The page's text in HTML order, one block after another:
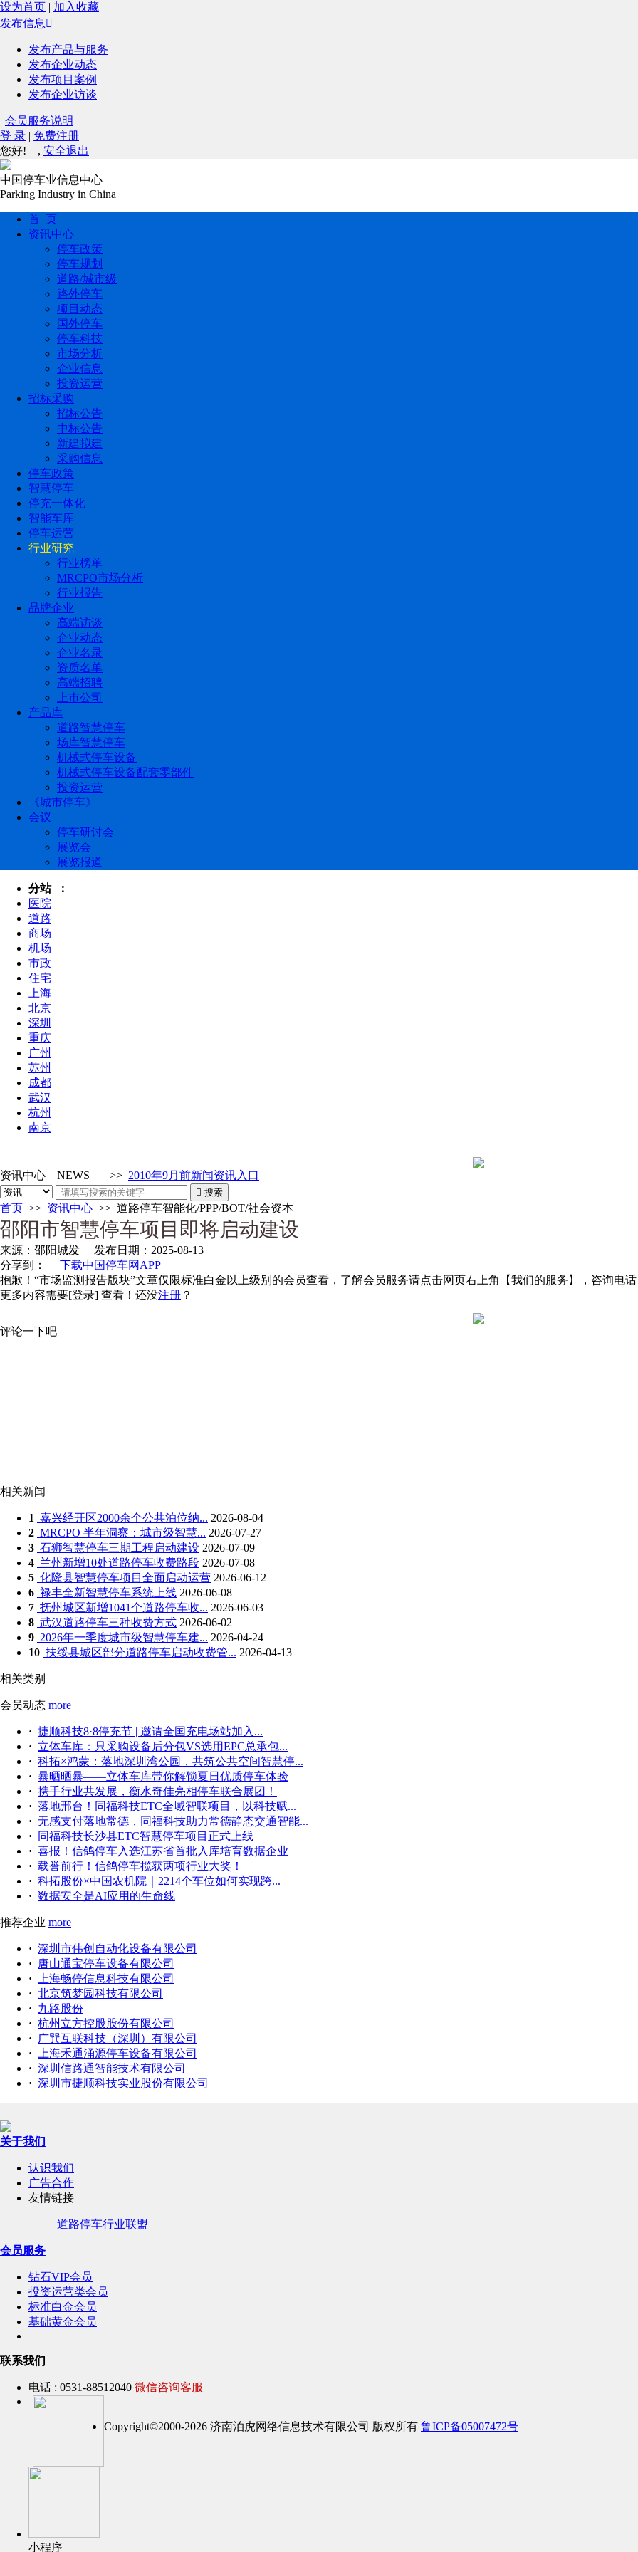
设为首页 | 加入收藏
发布信息 
发布产品与服务
发布企业动态
发布项目案例
发布企业访谈
| 会员服务说明
登 录 | 免费注册
您好!
, 安全退出
中国停车业信息中心
Parking Industry in China
首 页
资讯中心
停车政策
停车规划
道路/城市级
路外停车
项目动态
国外停车
停车科技
市场分析
企业信息
投资运营
招标采购
招标公告
中标公告
新建拟建
采购信息
停车政策
智慧停车
停充一体化
智能车库
停车运营
行业研究
行业榜单
MRCPO市场分析
行业报告
品牌企业
高端访谈
企业动态
企业名录
资质名单
高端招聘
上市公司
产品库
道路智慧停车
场库智慧停车
机械式停车设备
机械式停车设备配套零部件
投资运营
《城市停车》
会议
停车研讨会
展览会
展览报道
分站 ：
医院
道路
商场
机场
市政
住宅
上海
北京
深圳
重庆
广州
苏州
成都
武汉
杭州
南京
资讯中心 NEWS >> 2010年9月前新闻资讯入口
 搜索
首页 >> 资讯中心 >> 道路停车智能化/PPP/BOT/社会资本
邵阳市智慧停车项目即将启动建设
来源： 邵阳城发 发布日期： 2025-08-13
分享到：
下载中国停车网APP
抱歉！“市场监测报告版块”文章仅限标准白金以上级别的会员查看，了解会员服务请点击网页右上角【我们的服务】，咨询电话
更多内容需要[登录] 查看！还没注册 ？
评论一下吧
相关新闻
1 嘉兴经开区2000余个公共泊位纳... 2026-08-04
2 MRCPO 半年洞察：城市级智慧... 2026-07-27
3 石狮智慧停车三期工程启动建设 2026-07-09
4 兰州新增10处道路停车收费路段 2026-07-08
5 化隆县智慧停车项目全面启动运营 2026-06-12
6 禄丰全新智慧停车系统上线 2026-06-08
7 抚州城区新增1041个道路停车收... 2026-06-03
8 武汉道路停车三种收费方式 2026-06-02
9 2026年一季度城市级智慧停车建... 2026-04-24
10 扶绥县城区部分道路停车启动收费管... 2026-04-13
相关类别
会员动态 more
· 捷顺科技8·8停充节 | 邀请全国充电场站加入...
· 立体车库：只采购设备后分包VS选用EPC总承包...
· 科拓×鸿蒙：落地深圳湾公园，共筑公共空间智慧停...
· 暴晒晒暴——立体车库带你解锁夏日优质停车体验
· 携手行业共发展，衡水奇佳亮相停车联合展团！
· 落地邢台！同福科技ETC全域智联项目，以科技赋...
· 无感支付落地常德，同福科技助力常德静态交通智能...
·
同福科技长沙县ETC智慧停车项目正式上线
· 喜报！信鸽停车入选江苏省首批入库培育数据企业
· 载誉前行！信鸽停车揽获两项行业大奖！
· 科拓股份×中国农机院｜2214个车位如何实现跨...
· 数据安全是AI应用的生命线
推荐企业 more
· 深圳市伟创自动化设备有限公司
·
唐山通宝停车设备有限公司
·
上海畅停信息科技有限公司
· 北京筑梦园科技有限公司
· 九路股份
· 杭州立方控股股份有限公司
·
广巽互联科技（深圳）有限公司
·
上海禾通涌源停车设备有限公司
· 深圳信路通智能技术有限公司
· 深圳市捷顺科技实业股份有限公司
关于我们
认识我们
广告合作
友情链接
道路停车行业联盟
会员服务
钻石VIP会员
投资运营类会员
标准白金会员
基础黄金会员
联系我们
电话 : 0531-88512040 微信咨询客服
Copyright©2000-2026 济南泊虎网络信息技术有限公司 版权所有 鲁ICP备05007472号
小程序